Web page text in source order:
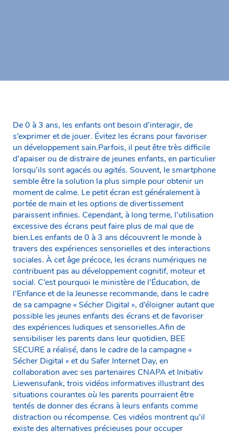
De 0 à 3 ans, les enfants ont besoin d’interagir, de
s’exprimer et de jouer. Évitez les écrans pour favoriser
un développement sain.Parfois, il peut être très difficile
d’apaiser ou de distraire de jeunes enfants, en particulier
lorsqu’ils sont agacés ou agités. Souvent, le smartphone
semble être la solution la plus simple pour obtenir un
moment de calme. Le petit écran est généralement à
portée de main et les options de divertissement
paraissent infinies. Cependant, à long terme, l’utilisation
excessive des écrans peut faire plus de mal que de
bien.Les enfants de 0 à 3 ans découvrent le monde à
travers des expériences sensorielles et des interactions
sociales. À cet âge précoce, les écrans numériques ne
contribuent pas au développement cognitif, moteur et
social. C’est pourquoi le ministère de l’Éducation, de
l’Enfance et de la Jeunesse recommande, dans le cadre
de sa campagne « Sécher Digital », d’éloigner autant que
possible les jeunes enfants des écrans et de favoriser
des expériences ludiques et sensorielles.Afin de
sensibiliser les parents dans leur quotidien, BEE
SECURE a réalisé, dans le cadre de la campagne «
Sécher Digital » et du Safer Internet Day, en
collaboration avec ses partenaires CNAPA et Initiativ
Liewensufank, trois vidéos informatives illustrant des
situations courantes où les parents pourraient être
tentés de donner des écrans à leurs enfants comme
distraction ou récompense. Ces vidéos montrent qu’il
existe des alternatives précieuses pour occuper